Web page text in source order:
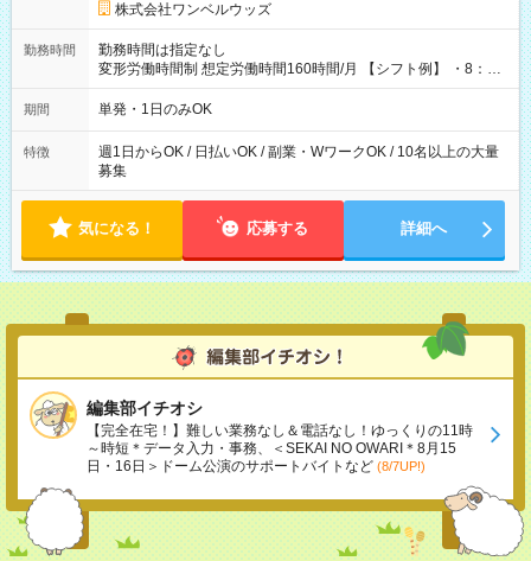
株式会社ワンベルウッズ
勤務時間
勤務時間は指定なし
変形労働時間制 想定労働時間160時間/月 【シフト例】 ・8：00
～21：00
期間 単発・1日のみOK
特徴
週1日からOK / 日払いOK / 副業・WワークOK / 10名以上の大量
募集
気になる！ 応募する 詳細へ
編集部イチオシ
【完全在宅！】難しい業務なし＆電話なし！ゆっくりの11時
～時短＊データ入力・事務、＜SEKAI NO OWARI＊8月15
日・16日＞ドーム公演のサポートバイトなど (8/7UP!)